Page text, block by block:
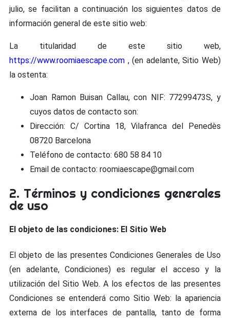
julio, se facilitan a continuación los siguientes datos de
información general de este sitio web:
La titularidad de este sitio web,
https://www.roomiaescape.com , (en adelante, Sitio Web)
la ostenta:
Joan Ramon Buisan Callau, con NIF: 77299473S, y
cuyos datos de contacto son:
Dirección: C/ Cortina 18, Vilafranca del Penedès
08720 Barcelona
Teléfono de contacto: 680 58 84 10
Email de contacto: roomiaescape@gmail.com
2. Términos y condiciones generales
de uso
El objeto de las condiciones: El Sitio Web
El objeto de las presentes Condiciones Generales de Uso
(en adelante, Condiciones) es regular el acceso y la
utilización del Sitio Web. A los efectos de las presentes
Condiciones se entenderá como Sitio Web: la apariencia
externa de los interfaces de pantalla, tanto de forma